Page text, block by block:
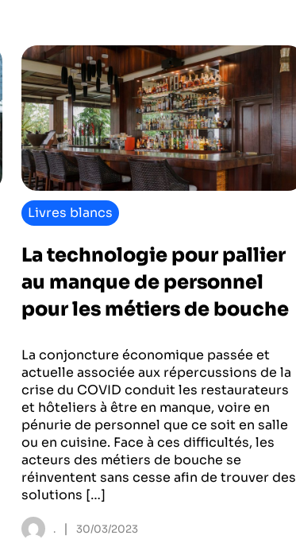
Livres blancs
La technologie pour pallier
au manque de personnel
pour les métiers de bouche
La conjoncture économique passée et
actuelle associée aux répercussions de la
crise du COVID conduit les restaurateurs
et hôteliers à être en manque, voire en
pénurie de personnel que ce soit en salle
ou en cuisine. Face à ces difficultés, les
acteurs des métiers de bouche se
réinventent sans cesse afin de trouver des
solutions […]
. | 30/03/2023